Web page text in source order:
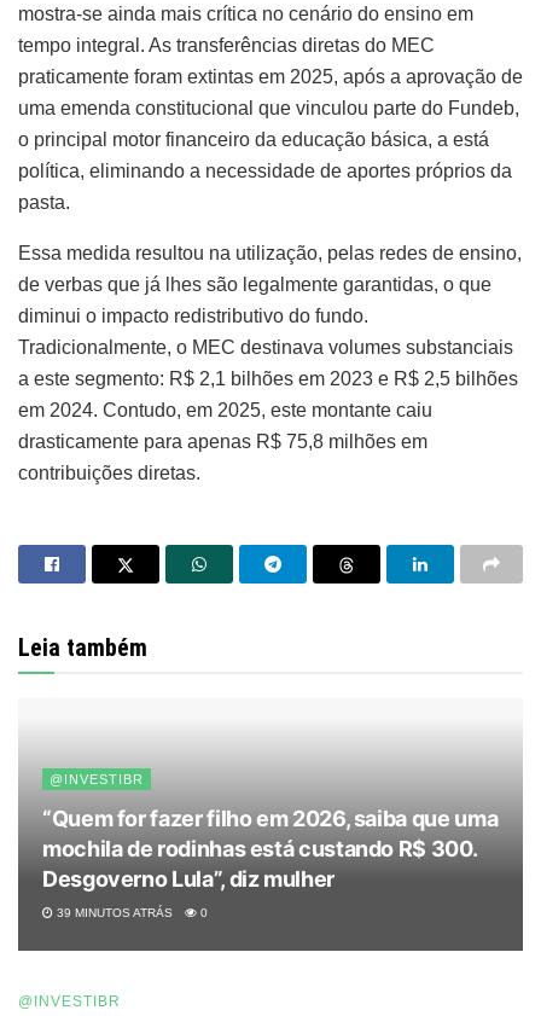
mostra-se ainda mais crítica no cenário do ensino em
tempo integral. As transferências diretas do MEC
praticamente foram extintas em 2025, após a aprovação de
uma emenda constitucional que vinculou parte do Fundeb,
o principal motor financeiro da educação básica, a está
política, eliminando a necessidade de aportes próprios da
pasta.
Essa medida resultou na utilização, pelas redes de ensino,
de verbas que já lhes são legalmente garantidas, o que
diminui o impacto redistributivo do fundo.
Tradicionalmente, o MEC destinava volumes substanciais
a este segmento: R$ 2,1 bilhões em 2023 e R$ 2,5 bilhões
em 2024. Contudo, em 2025, este montante caiu
drasticamente para apenas R$ 75,8 milhões em
contribuições diretas.
Leia também
@INVESTIBR
“Quem for fazer filho em 2026, saiba que uma
mochila de rodinhas está custando R$ 300.
Desgoverno Lula”, diz mulher
39 MINUTOS ATRÁS 0
@INVESTIBR